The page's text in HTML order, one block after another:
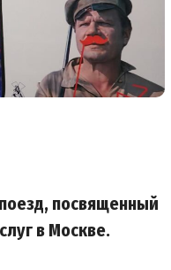
посвященный
в Москве.